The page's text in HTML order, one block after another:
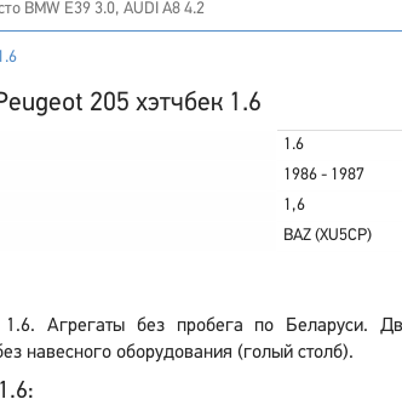
205 хэтчбек 1.6
1.6
1986 - 1987
1,6
BAZ (XU5CP)
Агрегаты без пробега по Беларуси.
навесного оборудования (голый столб).